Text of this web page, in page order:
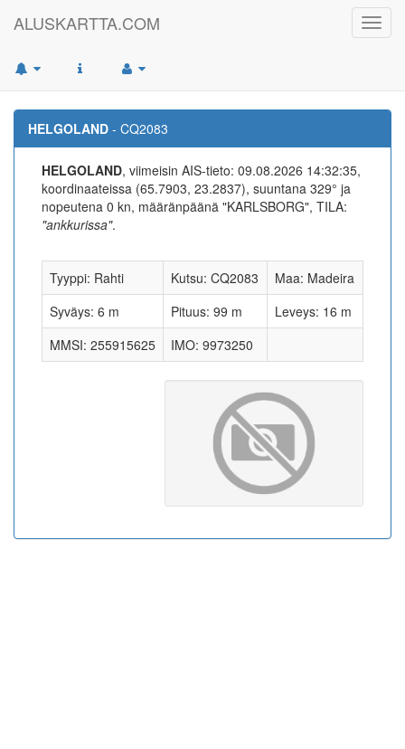
ALUSKARTTA.COM
HELGOLAND - CQ2083
HELGOLAND, viimeisin AIS-tieto: 09.08.2026 14:32:35,
koordinaateissa (65.7903, 23.2837), suuntana 329° ja
nopeutena 0 kn, määränpäänä "KARLSBORG", TILA:
"ankkurissa".
Tyyppi: Rahti Kutsu: CQ2083
Maa: Madeira
Syväys: 6 m
Pituus: 99 m
Leveys: 16 m
MMSI: 255915625
IMO: 9973250